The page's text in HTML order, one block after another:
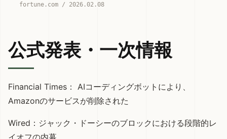
fortune.com / 2026.02.08
公式発表・一次情報
Financial Times： AIコーディングボットにより、
Amazonのサービスが削除された
Wired： ジャック・ドーシーのブロックにおける段階的レ